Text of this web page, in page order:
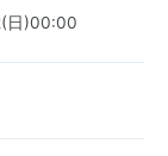
日)00:00